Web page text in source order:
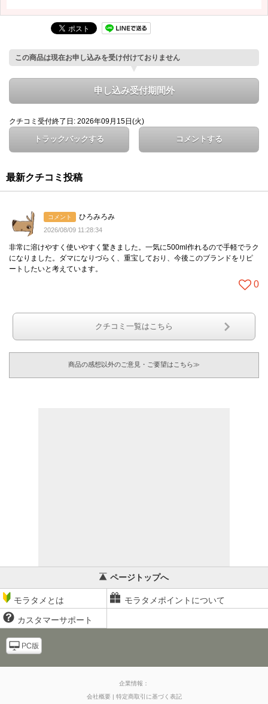
この商品は現在お申し込みを受け付けておりません
申し込み受付期間外
クチコミ受付終了日: 2026年09月15日(火)
トラックバックする コメントする
最新クチコミ投稿
コメント ひろみろみ
2026/08/09 11:28:34
非常に溶けやすく使いやすく驚きました。一気に500ml作れるので手軽でラク
になりました。ダマになりづらく、重宝しており、今後このブランドをリピ
ートしたいと考えています。
0
クチコミ一覧はこちら
商品の感想以外のご意見・ご要望はこちら≫
ページトップへ
モラタメとは モラタメポイントについて
カスタマーサポート
企業情報：
会社概要
特定商取引に基づく表記